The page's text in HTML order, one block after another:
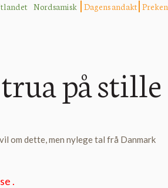
Nordsamisk Dagens andakt
stille
på stille
om dette, men nylege tal frå Danmark
.